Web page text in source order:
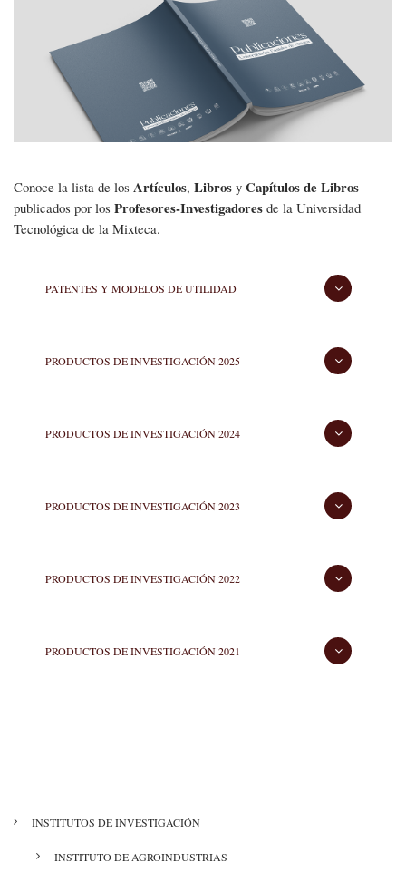
Productos
Investigación
Conoce la lista de los Artículos, Libros y Capítulosde Libros
publicados por los Profesores-Investigadores de la Universidad
Tecnológica de la Mixteca.
PATENTES Y MODELOS DE UTILIDAD
PRODUCTOS DE INVESTIGACIÓN 2025
PRODUCTOS DE INVESTIGACIÓN 2024
PRODUCTOS DE INVESTIGACIÓN 2023
PRODUCTOS DE INVESTIGACIÓN 2022
PRODUCTOS DE INVESTIGACIÓN 2021
MENÚ
INSTITUTOS DE INVESTIGACIÓN
INSTITUTO DE AGROINDUSTRIAS